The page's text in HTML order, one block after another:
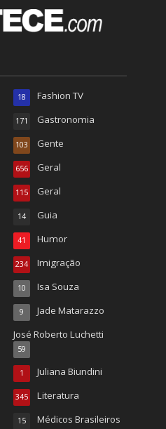
Fashion TV
18
Gastronomia
171
Gente
103
Geral
656
Geral
115
Guia
14
Humor
41
Imigração
234
Isa Souza
10
Jade Matarazzo
9
José Roberto Luchetti
59
Juliana Biundini
1
Literatura
345
Médicos Brasileiros
15